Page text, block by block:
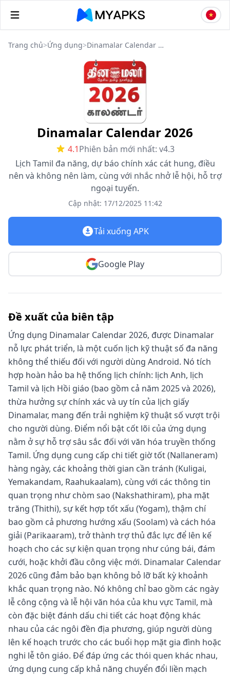
Trang chủ>Ứng dụng> Dinamalar Calendar 2026
Dinamalar Calendar 2026
4.1Phiên bản mới nhất: v4.3
Lịch Tamil đa năng, dự báo chính xác cát hung, điều
nên và không nên làm, cùng với nhắc nhở lễ hội, hỗ trợ
ngoại tuyến.
Cập nhật: 17/12/2025 11:42
Tải xuống APK
Google Play
Đề xuất của biên tập
Ứng dụng Dinamalar Calendar 2026, được Dinamalar
nỗ lực phát triển, là một cuốn lịch kỹ thuật số đa năng
không thể thiếu đối với người dùng Android. Nó tích
hợp hoàn hảo ba hệ thống lịch chính: lịch Anh, lịch
Tamil và lịch Hồi giáo (bao gồm cả năm 2025 và 2026),
thừa hưởng sự chính xác và uy tín của lịch giấy
Dinamalar, mang đến trải nghiệm kỹ thuật số vượt trội
cho người dùng. Điểm nổi bật cốt lõi của ứng dụng
nằm ở sự hỗ trợ sâu sắc đối với văn hóa truyền thống
Tamil. Ứng dụng cung cấp chi tiết giờ tốt (Nallaneram)
hàng ngày, các khoảng thời gian cần tránh (Kuligai,
Yemakandam, Raahukaalam), cùng với các thông tin
quan trọng như chòm sao (Nakshathiram), pha mặt
trăng (Thithi), sự kết hợp tốt xấu (Yogam), thậm chí
bao gồm cả phương hướng xấu (Soolam) và cách hóa
giải (Parikaaram), trở thành trợ thủ đắc lực để lên kế
hoạch cho các sự kiện quan trọng như cúng bái, đám
cưới, hoặc khởi đầu công việc mới. Dinamalar Calendar
2026 cũng đảm bảo bạn không bỏ lỡ bất kỳ khoảnh
khắc quan trọng nào. Nó không chỉ bao gồm các ngày
lễ công cộng và lễ hội văn hóa của khu vực Tamil, mà
còn đặc biệt đánh dấu chi tiết các hoạt động khác
nhau của các ngôi đền địa phương, giúp người dùng
lên kế hoạch trước cho các buổi họp mặt gia đình hoặc
nghi lễ tôn giáo. Để đáp ứng các thói quen khác nhau,
ứng dụng cung cấp khả năng chuyển đổi liền mạch